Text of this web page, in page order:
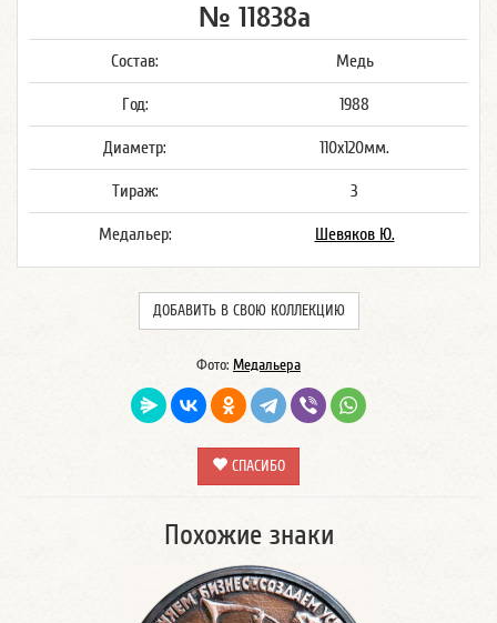
№ 11838а
Состав: Медь
Год: 1988
Диаметр: 110х120мм.
Тираж: 3
Медальер: Шевяков Ю.
ДОБАВИТЬ В СВОЮ КОЛЛЕКЦИЮ
Фото: Медальера
СПАСИБО
Похожие знаки